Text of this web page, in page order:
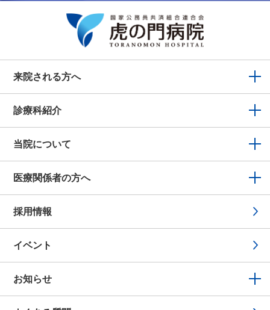
来院される方へ
診療科紹介
当院について
医療関係者の方へ
採用情報
イベント
お知らせ